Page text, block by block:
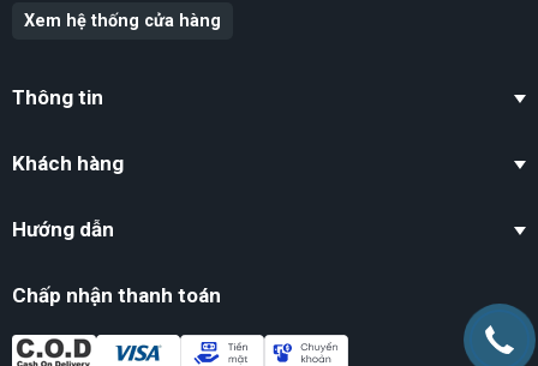
Xem hệ thống cửa hàng
Thông tin
Khách hàng
Hướng dẫn
Chấp nhận thanh toán